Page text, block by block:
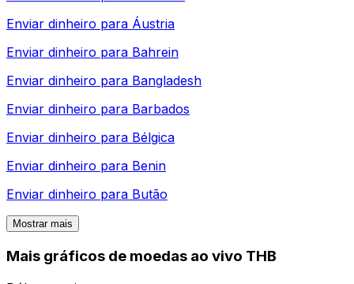
Enviar dinheiro para Áustria
Enviar dinheiro para Bahrein
Enviar dinheiro para Bangladesh
Enviar dinheiro para Barbados
Enviar dinheiro para Bélgica
Enviar dinheiro para Benin
Enviar dinheiro para Butão
Mostrar mais
Mais gráficos de moedas ao vivo THB